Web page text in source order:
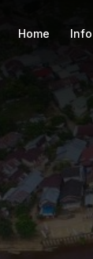
Home